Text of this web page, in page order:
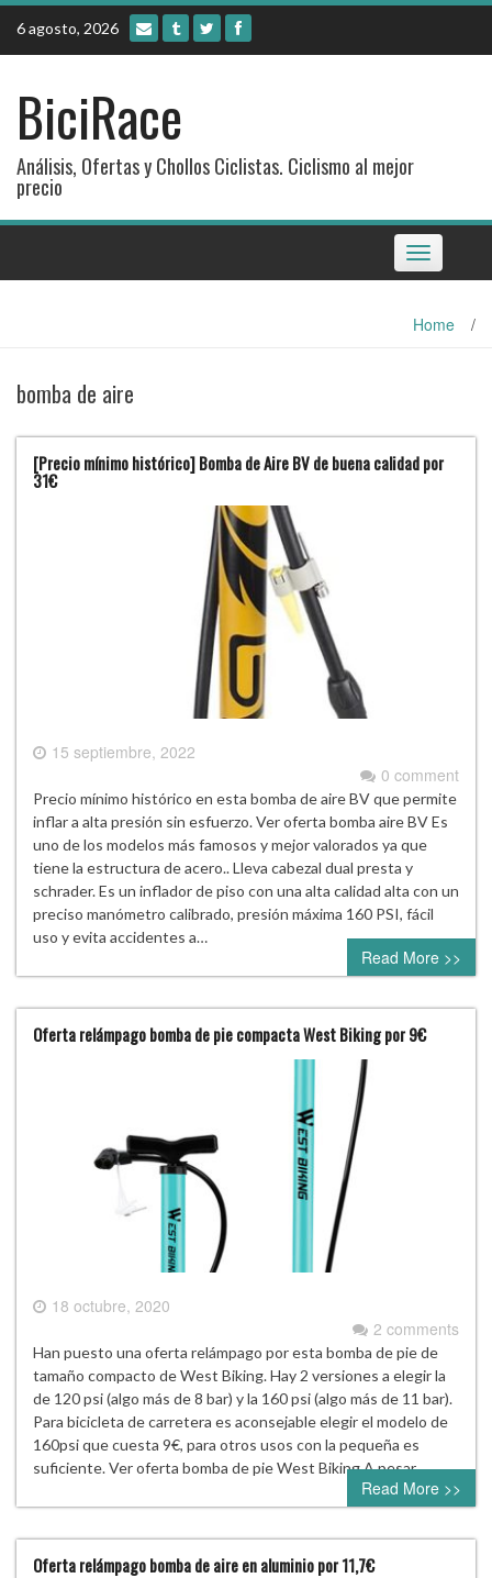
Skip
content
6 agosto, 2026
BiciRace
Análisis, Ofertas y Chollos Ciclistas. Ciclismo al mejor
precio
Toggle
navigation
Home /
bomba de aire
[Precio mínimo histórico] Bomba de Aire BV de buena calidad por
31€
15 septiembre, 2022
0 comment
Precio mínimo histórico en esta bomba de aire BV que permite
inflar a alta presión sin esfuerzo. Ver oferta bomba aire BV Es
uno de los modelos más famosos y mejor valorados ya que
tiene la estructura de acero.. Lleva cabezal dual presta y
schrader. Es un inflador de piso con una alta calidad alta con un
preciso manómetro calibrado, presión máxima 160 PSI, fácil
uso y evita accidentes a…
Read More >>
Oferta relámpago bomba de pie compacta West Biking por 9€
18 octubre, 2020
2 comments
Han puesto una oferta relámpago por esta bomba de pie de
tamaño compacto de West Biking. Hay 2 versiones a elegir la
de 120 psi (algo más de 8 bar) y la 160 psi (algo más de 11 bar).
Para bicicleta de carretera es aconsejable elegir el modelo de
160psi que cuesta 9€, para otros usos con la pequeña es
suficiente. Ver oferta bomba de pie West Biking A pesar…
Read More >>
Oferta relámpago bomba de aire en aluminio por 11,7€